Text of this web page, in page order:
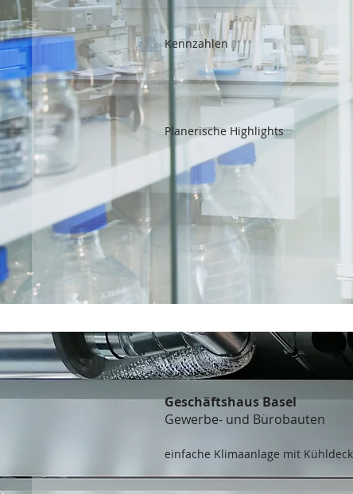
Kennzahlen
Planerische Highlights
Geschäftshaus Basel
Gewerbe- und Bürobauten
einfache Klimaanlage mit